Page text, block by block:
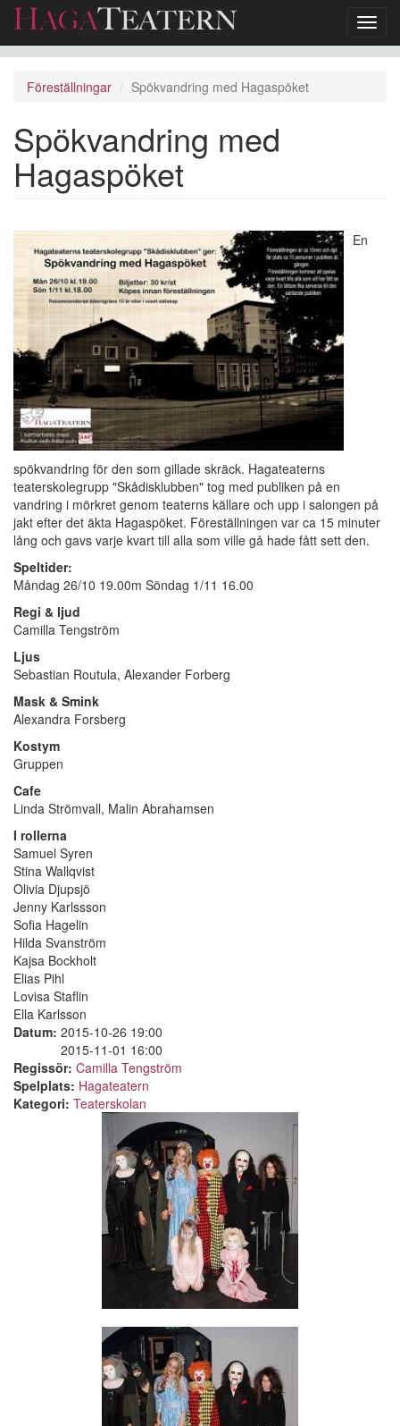
Föreställningar Spökvandring med Hagaspöket
Spökvandring med
Hagaspöket
En
spökvandring för den som gillade skräck. Hagateaterns
teaterskolegrupp "Skådisklubben" tog med publiken på en
vandring i mörkret genom teaterns källare och upp i salongen på
jakt efter det äkta Hagaspöket. Föreställningen var ca 15 minuter
lång och gavs varje kvart till alla som ville gå hade fått sett den.
Speltider:
Måndag 26/10 19.00m Söndag 1/11 16.00
Regi & ljud
Camilla Tengström
Ljus
Sebastian Routula, Alexander Forberg
Mask & Smink
Alexandra Forsberg
Kostym
Gruppen
Cafe
Linda Strömvall, Malin Abrahamsen
I rollerna
Samuel Syren
Stina Wallqvist
Olivia Djupsjö
Jenny Karlssson
Sofia Hagelin
Hilda Svanström
Kajsa Bockholt
Elias Pihl
Lovisa Staflin
Ella Karlsson
Datum: 2015-10-26 19:00
2015-11-01 16:00
Regissör: Camilla Tengström
Spelplats: Hagateatern
Kategori: Teaterskolan